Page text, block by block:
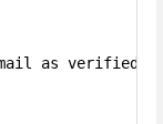
as verified.